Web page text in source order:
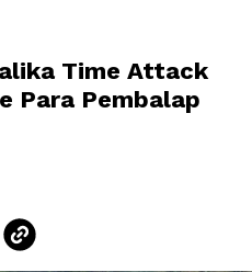
Time Attack
Para Pembalap